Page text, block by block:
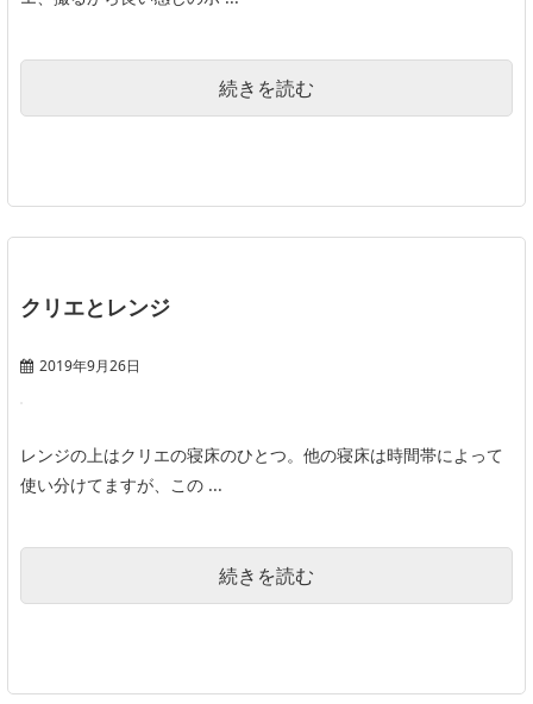
続きを読む
クリエとレンジ
2019年9月26日
レンジの上はクリエの寝床のひとつ。他の寝床は時間帯によって
使い分けてますが、この ...
続きを読む